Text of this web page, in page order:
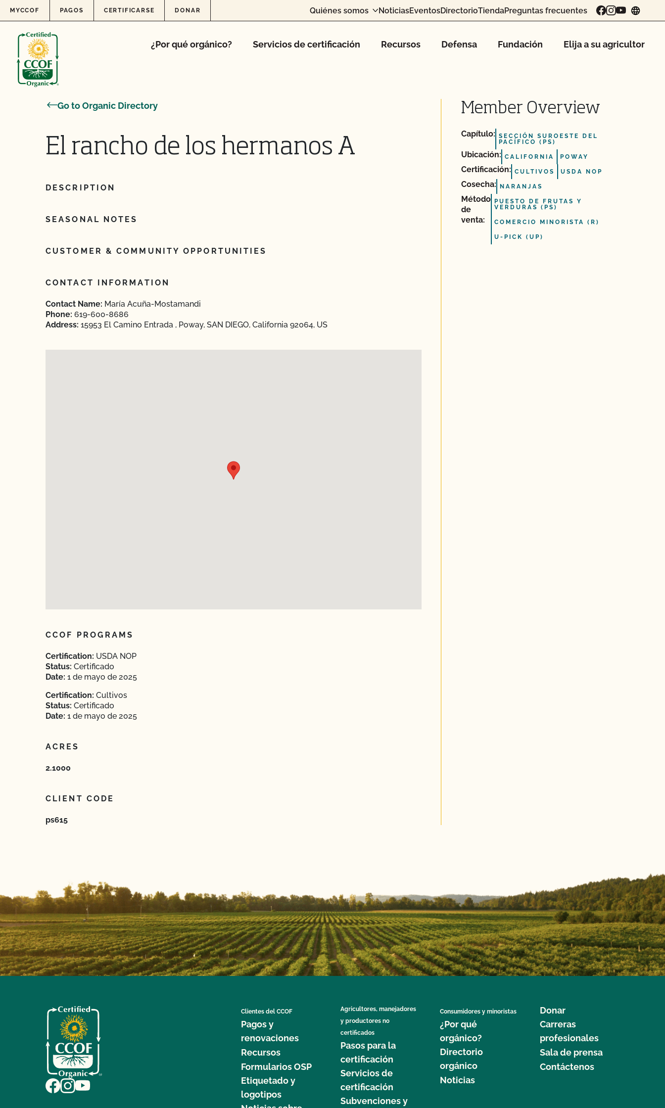
Skip to content
MYCCOF PAGOS CERTIFICARSE DONAR Quiénes somos NoticiasEventosDirectorioTiendaPreguntas frecuentes
¿Por qué orgánico? Servicios de certificación Recursos Defensa Fundación Elija a su agricultor
Go to Organic Directory
El rancho de los hermanos A
DESCRIPTION
SEASONAL NOTES
CUSTOMER & COMMUNITY OPPORTUNITIES
CONTACT INFORMATION
Contact Name: María Acuña-Mostamandi
Phone: 619-600-8686
Address: 15953 El Camino Entrada , Poway, SAN DIEGO, California 92064, US
CCOF PROGRAMS
Certification: USDA NOP
Status: Certificado
Date: 1 de mayo de 2025
Certification: Cultivos
Status: Certificado
Date: 1 de mayo de 2025
ACRES
2.1000
CLIENT CODE
ps615
Member Overview
Capítulo: SECCIÓN SUROESTE DEL
PACÍFICO (PS)
Ubicación: CALIFORNIA POWAY
Certificación: CULTIVOS USDA NOP
Cosecha: NARANJAS
Método
de
venta:
PUESTO DE FRUTAS Y
VERDURAS (PS)
COMERCIO MINORISTA (R)
U-PICK (UP)
Clientes del CCOF
Pagos y
renovaciones
Recursos
Formularios OSP
Etiquetado y
logotipos
Agricultores, manejadores
y productores no
certificados
Pasos para la
certificación
Servicios de
certificación
Subvenciones y
Consumidores y minoristas
¿Por qué
orgánico?
Directorio
orgánico
Noticias
Donar
Carreras
profesionales
Sala de prensa
Contáctenos